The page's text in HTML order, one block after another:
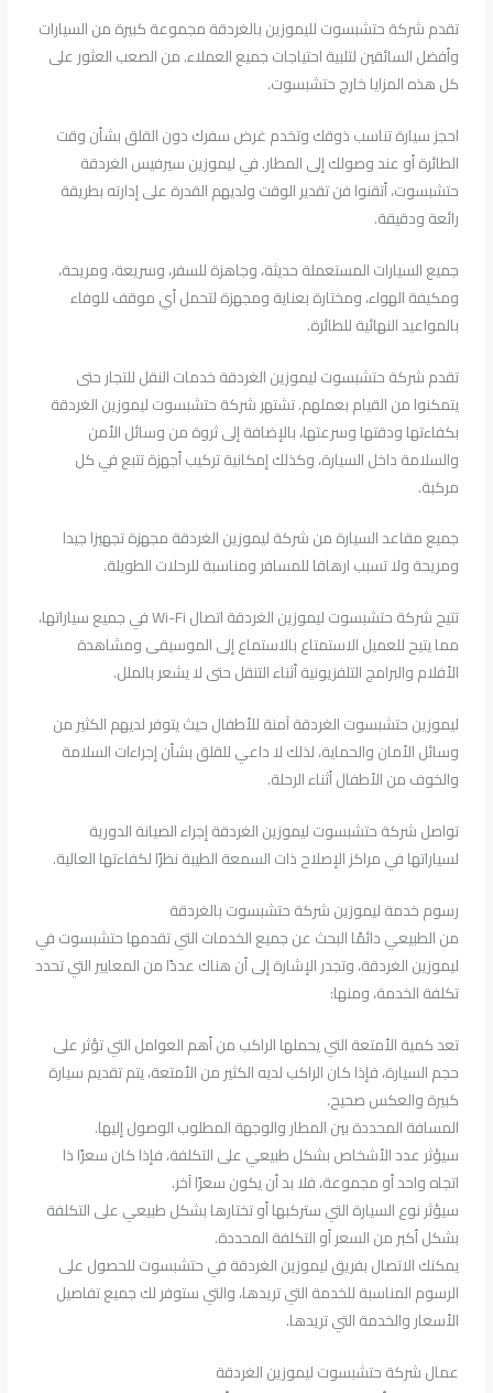
تقدم شركة حتشبسوت لليموزين بالغردقة مجموعة كبيرة من السيارات
وأفضل السائقين لتلبية احتياجات جميع العملاء. من الصعب العثور على
كل هذه المزايا خارج حتشبسوت.
احجز سيارة تناسب ذوقك وتخدم غرض سفرك دون القلق بشأن وقت
الطائرة أو عند وصولك إلى المطار. في ليموزين سيرفيس الغردقة
حتشبسوت، أتقنوا فن تقدير الوقت ولديهم القدرة على إدارته بطريقة
رائعة ودقيقة.
جميع السيارات المستعملة حديثة، وجاهزة للسفر، وسريعة، ومريحة،
ومكيفة الهواء، ومختارة بعناية ومجهزة لتحمل أي موقف للوفاء
بالمواعيد النهائية للطائرة.
تقدم شركة حتشبسوت ليموزين الغردقة خدمات النقل للتجار حتى
يتمكنوا من القيام بعملهم. تشتهر شركة حتشبسوت ليموزين الغردقة
بكفاءتها ودقتها وسرعتها، بالإضافة إلى ثروة من وسائل الأمن
والسلامة داخل السيارة، وكذلك إمكانية تركيب أجهزة تتبع في كل
مركبة.
جميع مقاعد السيارة من شركة ليموزين الغردقة مجهزة تجهيزا جيدا
ومريحة ولا تسبب ارهاقا للمسافر ومناسبة للرحلات الطويلة.
تتيح شركة حتشبسوت ليموزين الغردقة اتصال Wi-Fi في جميع سياراتها،
مما يتيح للعميل الاستمتاع بالاستماع إلى الموسيقى ومشاهدة
الأفلام والبرامج التلفزيونية أثناء التنقل حتى لا يشعر بالملل.
ليموزين حتشبسوت الغردقة آمنة للأطفال حيث يتوفر لديهم الكثير من
وسائل الأمان والحماية، لذلك لا داعي للقلق بشأن إجراءات السلامة
والخوف من الأطفال أثناء الرحلة.
تواصل شركة حتشبسوت ليموزين الغردقة إجراء الصيانة الدورية
لسياراتها في مراكز الإصلاح ذات السمعة الطيبة نظرًا لكفاءتها العالية.
رسوم خدمة ليموزين شركة حتشبسوت بالغردقة
من الطبيعي دائمًا البحث عن جميع الخدمات التي تقدمها حتشبسوت في
ليموزين الغردقة، وتجدر الإشارة إلى أن هناك عددًا من المعايير التي تحدد
تكلفة الخدمة، ومنها:
تعد كمية الأمتعة التي يحملها الراكب من أهم العوامل التي تؤثر على
حجم السيارة، فإذا كان الراكب لديه الكثير من الأمتعة، يتم تقديم سيارة
كبيرة والعكس صحيح.
المسافة المحددة بين المطار والوجهة المطلوب الوصول إليها.
سيؤثر عدد الأشخاص بشكل طبيعي على التكلفة، فإذا كان سعرًا ذا
اتجاه واحد أو مجموعة، فلا بد أن يكون سعرًا آخر.
سيؤثر نوع السيارة التي ستركبها أو تختارها بشكل طبيعي على التكلفة
بشكل أكبر من السعر أو التكلفة المحددة.
يمكنك الاتصال بفريق ليموزين الغردقة في حتشبسوت للحصول على
الرسوم المناسبة للخدمة التي تريدها، والتي ستوفر لك جميع تفاصيل
الأسعار والخدمة التي تريدها.
عمال شركة حتشبسوت ليموزين الغردقة